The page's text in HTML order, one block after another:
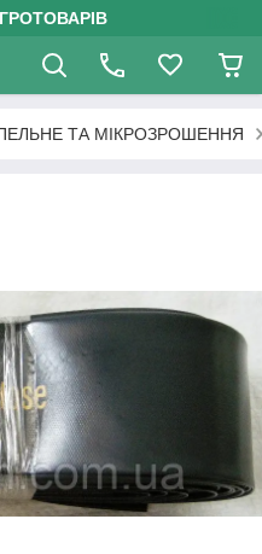
ТА МІКРОЗРОШЕННЯ